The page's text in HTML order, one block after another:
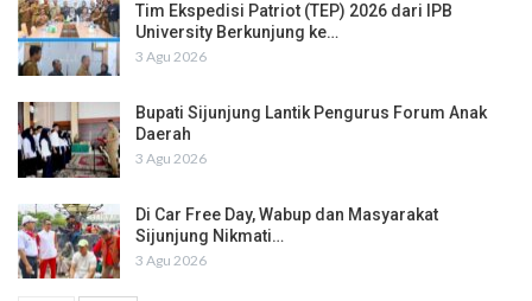
Tim Ekspedisi Patriot (TEP) 2026 dari IPB
University Berkunjung ke…
3 Agu 2026
Bupati Sijunjung Lantik Pengurus Forum Anak
Daerah
3 Agu 2026
Di Car Free Day, Wabup dan Masyarakat
Sijunjung Nikmati…
3 Agu 2026